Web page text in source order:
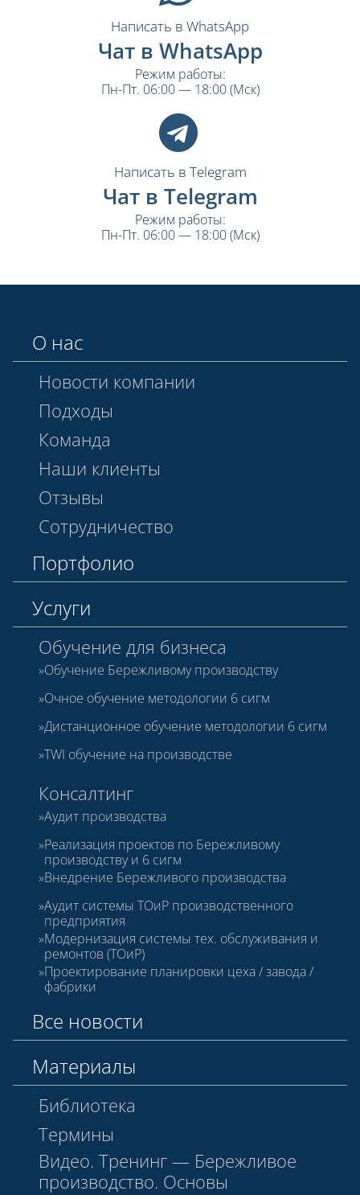
Написать в WhatsApp
Чат в WhatsApp
Режим работы:
Пн-Пт. 06:00 — 18:00 (Мск)
Написать в Telegram
Чат в Telegram
Режим работы:
Пн-Пт. 06:00 — 18:00 (Мск)
О нас
Новости компании
Подходы
Команда
Наши клиенты
Отзывы
Сотрудничество
Портфолио
Услуги
Обучение для бизнеса
Обучение Бережливому производству
Очное обучение методологии 6 сигм
Дистанционное обучение методологии 6 сигм
TWI обучение на производстве
Консалтинг
Аудит производства
Реализация проектов по Бережливому
производству и 6 сигм
Внедрение Бережливого производства
Аудит системы ТОиР производственного
предприятия
Модернизация системы тех. обслуживания и
ремонтов (ТОиР)
Проектирование планировки цеха / завода /
фабрики
Все новости
Материалы
Библиотека
Термины
Видео. Тренинг — Бережливое
производство. Основы